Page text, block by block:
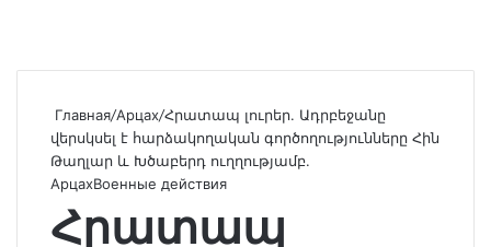
Главная/Арцах/Հրատապ լուրեր. Ադրբեջանը
վերսկսել է հարձակողական գործողությունները Հին
Թաղլար և Խծաբերդ ուղղությամբ.
АрцахВоенные действия
Հրատապ